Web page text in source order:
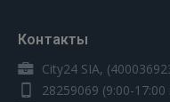
Контакты
City24 SIA,
28259069 (9:00-17:00